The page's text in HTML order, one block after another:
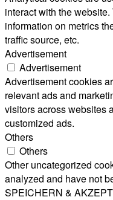
interact with the
information on metrics
traffic source, etc.
Advertisement
Advertisement
Advertisement cookies
relevant ads and
visitors across websites
customized ads.
Others
Others
Other uncategorized
analyzed and have not
SPEICHERN &